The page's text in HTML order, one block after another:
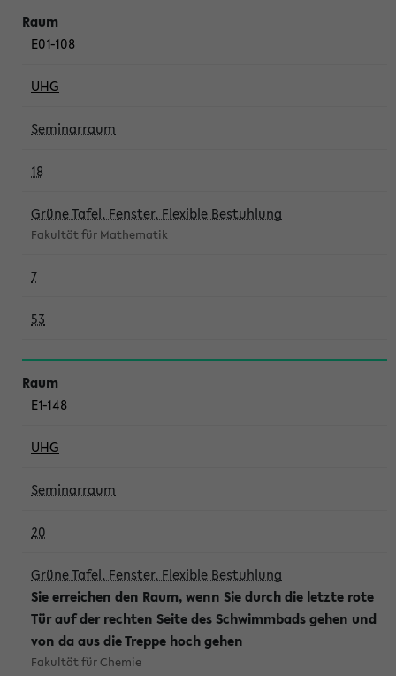
E01-108
UHG
Seminarraum
18
Grüne Tafel, Fenster, Flexible Bestuhlung
Fakultät für Mathematik
7
53
E1-148
UHG
Seminarraum
20
Grüne Tafel, Fenster, Flexible Bestuhlung
Sie erreichen den Raum, wenn Sie durch die letzte rote
Tür auf der rechten Seite des Schwimmbads gehen und
von da aus die Treppe hoch gehen
Fakultät für Chemie